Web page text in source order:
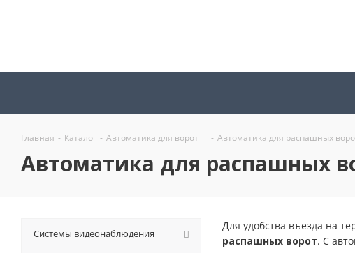
Главная - Каталог - Автоматика для ворот - Автоматика для распашных
Автоматика для распашных
Для удобства въезда на
распашных ворот. С
Системы видеонаблюдения